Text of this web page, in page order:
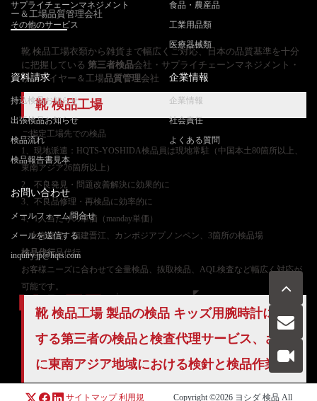
ー＆工場品質管理会社
靴 検品工場衣類から雑貨まで幅広くご対応、日本の品質基準を十分
に把握している 第三者検品会社・サプライチェーンマネジメント・
サプライヤー＆工場品質管理会社
靴 検品工場
ご指定工場先での検品
1、現地派遣：HQTS-YOSHIDA検品員は現地常駐（中国本土80箇所以上、
東南アジア26箇所以上）
2、不良発見・問題改善解決に効果的に
3、不良品修理・再検品に効率的に
4、1人当たりの単価（manday単価）
上海嘉定、福建晋江、カンボジアプノンペン、3箇所の検品場
検品代行品代行
お客様ニーズに合わせて全量検品、抜取検品、AQL検査など幅広く対応が
可能です。
靴 検品工場 製品の検品 キッズ用腕時計に対
する第三者の検品と検査代理サービス、さら
に東南アジア地域における検針と検品作業。
サプライチェーンマネジメント
その他のサービス
食品・農産品
工業用品類
医療器械類
資料請求
持込検品お知らせ
出張検品お知らせ
検品流れ
検品報告書見本
企業情報
企業情報
社会責任
よくある質問
お問い合わせ
メールフォーム問合せ
メールを送信する
inquiry.jp@hqts.com
お電話でのお問い合わせ
050-5840-2657
サイトマップ 利用規 Copyright ©2026 ヨシダ 検品 All